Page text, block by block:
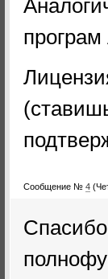
Также
к
Сообщение № 4